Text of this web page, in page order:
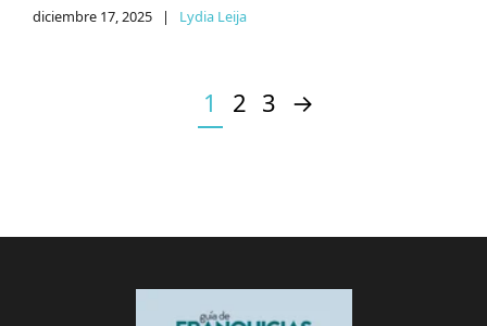
diciembre 17, 2025 | Lydia Leija
1 2 3 →